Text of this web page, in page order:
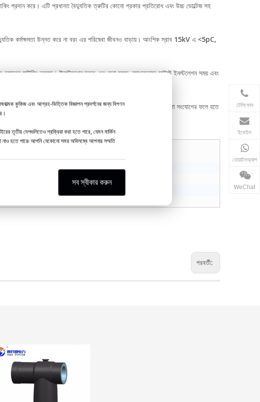
কুকিজ এবং আগ্রহ-ভিত্তিক বিজ্ঞাপন প্রদর্শনের জন্য বিপণন
তৃতীয় দেশগুলিতেও প্রক্রিয়া করা হতে পারে, যেমন মার্কিন
নাও হতে পারে৷ আপনি যেকোনো সময় অবিলম্বে আপনার সম্মতি
সব স্বীকার করুন
প্রদান করে। এটি প্রধানত বৈদ্যুতিক ত্রুটির কোনো প্রকার প্রতিরোধ এবং উচ্চ ভোল্টেজ সহ
কর্মক্ষমতা উন্নত করে না বরং এর পরিষেবা জীবনও বাড়ায়। আংশিক স্রাব 15kV এ <5pC,
হাউজিং রয়েছে। ইনস্টলেশন দ্রুত এবং করা সহজ, ব্যাপকভাবে সাইটে ইনস্টলেশন সময় এবং
এটি শুধুমাত্র পণ্যটিকে ব্যবহার করার জন্য নিরাপদ করে না কিন্তু আলগা সংযোগের ফলে হতে
প্যারামিটার
পরবর্তী:
টেলিফোন
ইমেইল
হোয়াটসঅ্যাপ
WeChat